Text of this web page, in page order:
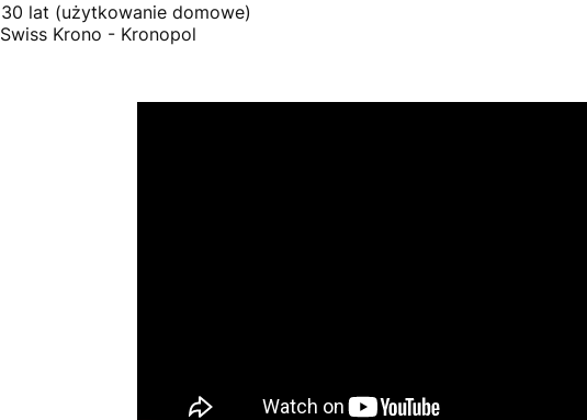
30 lat (użytkowanie domowe)
Swiss Krono - Kronopol